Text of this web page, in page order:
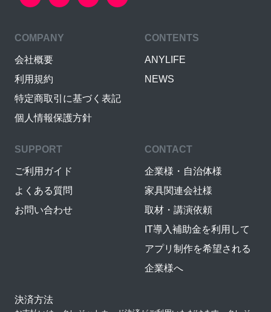
COMPANY
会社概要
利用規約
特定商取引に基づく表記
個人情報保護方針
CONTENTS
ANYLIFE
NEWS
SUPPORT
ご利用ガイド
よくある質問
お問い合わせ
CONTACT
企業様・自治体様
家具関連会社様
取材・講演依頼
IT導入補助金を利用して
アプリ制作を希望される
企業様へ
決済方法